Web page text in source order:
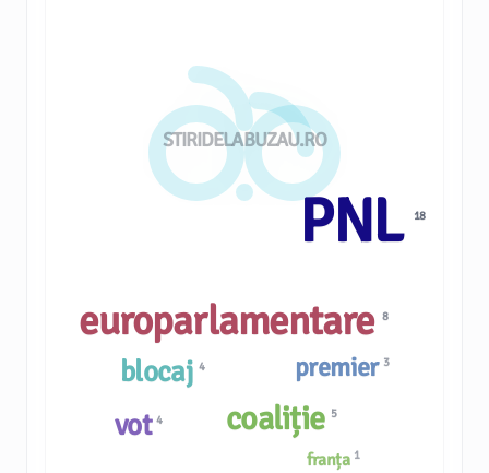
STIRIDELABUZAU.RO
franța 1
blocaj4 premier 3
vot4
PNL 18
coaliție 5
europarlamentare8